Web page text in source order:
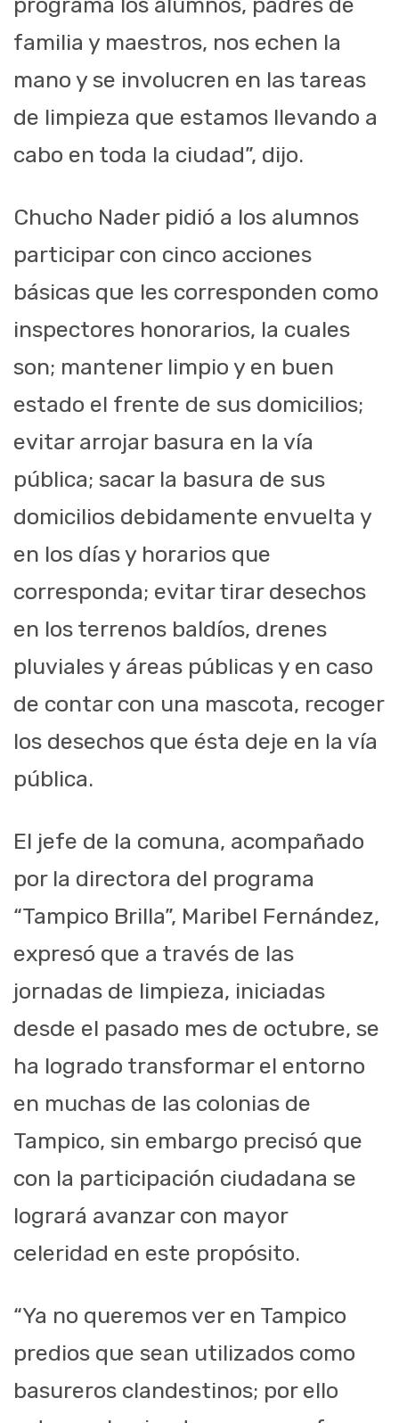
programa los alumnos, padres de
familia y maestros, nos echen la
mano y se involucren en las tareas
de limpieza que estamos llevando a
cabo en toda la ciudad”, dijo.
Chucho Nader pidió a los alumnos
participar con cinco acciones
básicas que les corresponden como
inspectores honorarios, la cuales
son; mantener limpio y en buen
estado el frente de sus domicilios;
evitar arrojar basura en la vía
pública; sacar la basura de sus
domicilios debidamente envuelta y
en los días y horarios que
corresponda; evitar tirar desechos
en los terrenos baldíos, drenes
pluviales y áreas públicas y en caso
de contar con una mascota, recoger
los desechos que ésta deje en la vía
pública.
El jefe de la comuna, acompañado
por la directora del programa
“Tampico Brilla”, Maribel Fernández,
expresó que a través de las
jornadas de limpieza, iniciadas
desde el pasado mes de octubre, se
ha logrado transformar el entorno
en muchas de las colonias de
Tampico, sin embargo precisó que
con la participación ciudadana se
logrará avanzar con mayor
celeridad en este propósito.
“Ya no queremos ver en Tampico
predios que sean utilizados como
basureros clandestinos; por ello